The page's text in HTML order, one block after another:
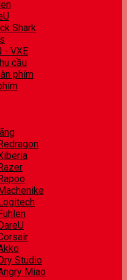
Shark
- VXE
cầu
phím
Studio
Miao